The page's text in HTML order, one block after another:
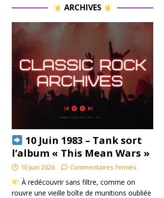
ARCHIVES
10 Juin 1983 – Tank sort
l’album « This Mean Wars »
10 juin 2026 Commentaires fermés
À redécouvrir sans filtre, comme on
rouvre une vieille boîte de munitions oubliée